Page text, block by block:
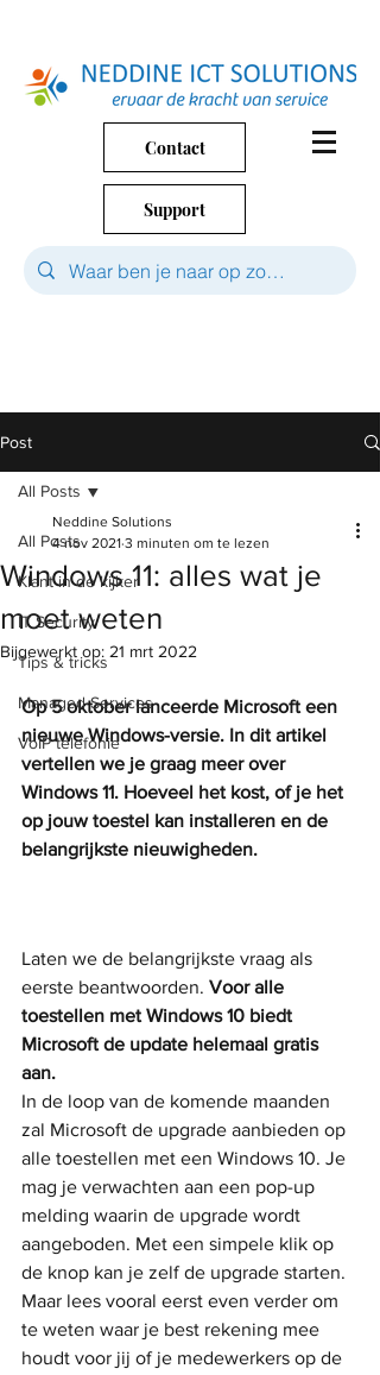
Contact
Support
Post
All Posts
Klant in de kijker
IT Security
Tips & tricks
Managed Services
VoIP telefonie
All Posts
Windows 11: alles wat je
moet weten
Neddine Solutions
4 nov 2021 3 minuten om te lezen
Bijgewerkt op: 21 mrt 2022
Op 5 oktober lanceerde Microsoft een
nieuwe Windows-versie. In dit artikel
vertellen we je graag meer over
Windows 11. Hoeveel het kost, of je het
op jouw toestel kan installeren en de
belangrijkste nieuwigheden.
Laten we de belangrijkste vraag als
eerste beantwoorden. Voor alle
toestellen met Windows 10 biedt
Microsoft de update helemaal gratis
aan.
In de loop van de komende maanden
zal Microsoft de upgrade aanbieden op
alle toestellen met een Windows 10. Je
mag je verwachten aan een pop-up
melding waarin de upgrade wordt
aangeboden. Met een simpele klik op
de knop kan je zelf de upgrade starten.
Maar lees vooral eerst even verder om
te weten waar je best rekening mee
houdt voor jij of je medewerkers op de